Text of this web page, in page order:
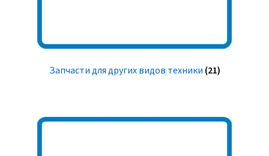
Запчасти для других видов техники (21)